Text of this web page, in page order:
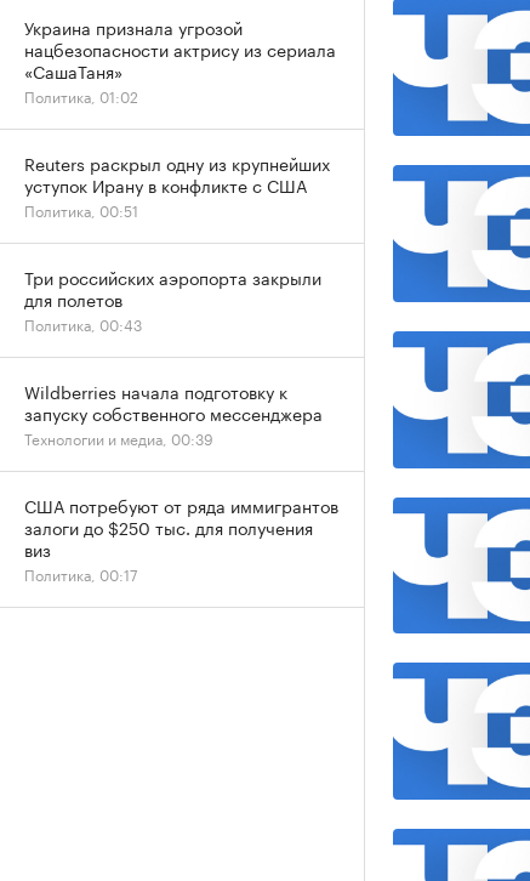
Украина признала угрозой
нацбезопасности актрису из сериала
«СашаТаня»
Политика, 01:02
Reuters раскрыл одну из крупнейших
уступок Ирану в конфликте с США
Политика, 00:51
Три российских аэропорта закрыли
для полетов
Политика, 00:43
Wildberries начала подготовку к
запуску собственного мессенджера
Технологии и медиа, 00:39
США потребуют от ряда иммигрантов
залоги до $250 тыс. для получения
виз
Политика, 00:17